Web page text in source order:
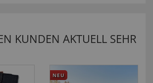
KUNDEN AKTUELL SEHR
NEU